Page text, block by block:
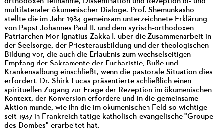
multilateraler ökumenischer Dialoge. Prof. Shemunkasho
stellte die im Jahr 1984 gemeinsam unterzeichnete Erklärung
von Papst Johannes Paul II. und dem syrisch-orthodoxen
Patriarchen Mor Ignatius Zakka I. über die Zusammenarbeit in
der Seelsorge, der Priesterausbildung und der theologischen
Bildung vor, die auch die Erlaubnis zum wechselseitigen
Empfang der Sakramente der Eucharistie, Buße und
Krankensalbung einschließt, wenn die pastorale Situation dies
erfordert. Dr. Shirk Lucas präsentierte schließlich einen
spirituellen Zugang zur Frage der Rezeption im ökumenischen
Kontext, der Konversion erfordere und in die gemeinsame
Aktion münde, wie ihn die im ökumenischen Feld so wichtige
seit 1937 in Frankreich tätige katholisch-evangelische "Groupe
des Dombes" erarbeitet hat.